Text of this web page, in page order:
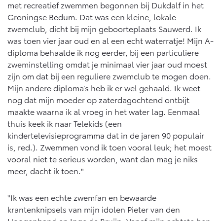
Proace (excl. BTW)
OOK ALS BATTERIJ-
ELEKTRISCH
Vanaf € 37.500,-
Proace Verso
BATTERIJ-ELEKTRISCH
Vanaf € 55.950,-
Proace Max (excl. BTW)
OOK ALS BATTERIJ-
ELEKTRISCH
Hilux (excl. BTW)
OOK ALS BATTERIJ-
met recreatief zwemmen begonnen bij Dukdalf in het
Groningse Bedum. Dat was een kleine, lokale
zwemclub, dicht bij mijn geboorteplaats Sauwerd. Ik
was toen vier jaar oud en al een echt waterratje! Mijn A-
diploma behaalde ik nog eerder, bij een particuliere
zweminstelling omdat je minimaal vier jaar oud moest
zijn om dat bij een reguliere zwemclub te mogen doen.
Mijn andere diploma’s heb ik er wel gehaald. Ik weet
nog dat mijn moeder op zaterdagochtend ontbijt
maakte waarna ik al vroeg in het water lag. Eenmaal
thuis keek ik naar Telekids (een
kindertelevisieprogramma dat in de jaren 90 populair
is, red.). Zwemmen vond ik toen vooral leuk; het moest
vooral niet te serieus worden, want dan mag je niks
meer, dacht ik toen."
"Ik was een echte zwemfan en bewaarde
krantenknipsels van mijn idolen Pieter van den